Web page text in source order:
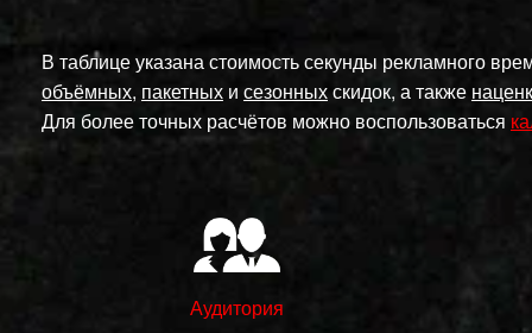
В таблице указана стоимость секунды рекламного
объёмных, пакетных и сезонныхскидок, а также
Для более точных расчётов можно воспользоваться
Аудитория